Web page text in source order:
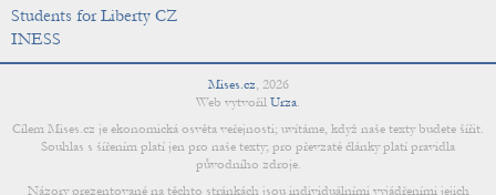
Students for Liberty CZ
INESS
Mises.cz, 2026
Web vytvořil Urza.
Cílem Mises.cz je ekonomická osvěta veřejnosti; uvítáme, když naše texty budete šířit.
Souhlas s šířením platí jen pro naše texty; pro převzaté články platí pravidla
původního zdroje.
Názory prezentované na těchto stránkách jsou individuálními vyjádřeními jejich